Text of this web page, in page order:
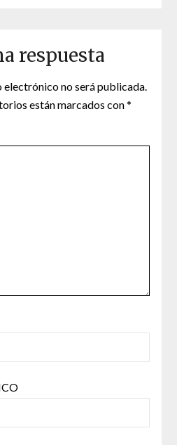
respuesta
no será publicada.
están marcados con*